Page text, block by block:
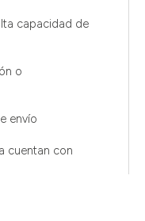
capacidad de
o
envío
cuentan con